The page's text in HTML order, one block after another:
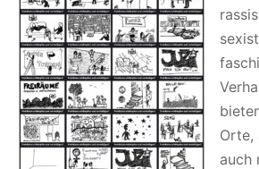
Orte,
auch